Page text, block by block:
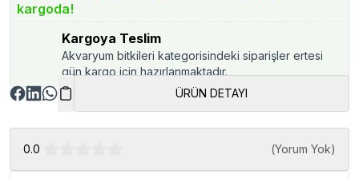
kargoda!
Kargoya Teslim
Akvaryum bitkileri kategorisindeki siparişler ertesi
gün kargo için hazırlanmaktadır.
ÜRÜN DETAYI
0.0 (Yorum Yok)